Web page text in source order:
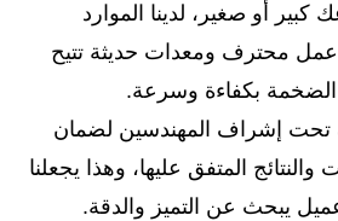
أو صغير، لدينا الموارد
عمل محترف ومعدات حديثة تتيح
الضخمة بكفاءة وسرعة.
تحت إشراف المهندسين لضمان
والنتائج المتفق عليها، وهذا يجعلنا
يبحث عن التميز والدقة.